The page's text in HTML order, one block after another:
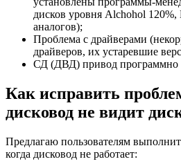
дисков уровня Alchohol 120%,
аналогов);
Проблема с драйверами
драйверов, их устаревшие
СД (ДВД) привод
Как исправить
дисковод не видит
Предлагаю пользователям
когда дисковод не работает: